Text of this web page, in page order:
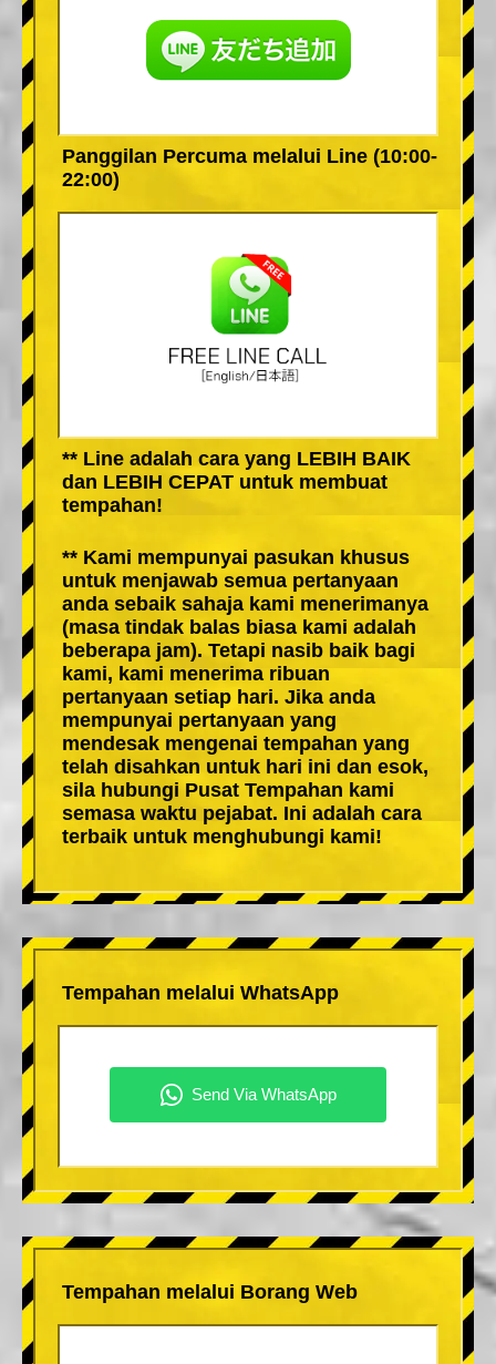
Panggilan Percuma melalui Line (10:00-
22:00)
** Line adalah cara yang LEBIH BAIK
dan LEBIH CEPAT untuk membuat
tempahan!
** Kami mempunyai pasukan khusus
untuk menjawab semua pertanyaan
anda sebaik sahaja kami menerimanya
(masa tindak balas biasa kami adalah
beberapa jam). Tetapi nasib baik bagi
kami, kami menerima ribuan
pertanyaan setiap hari. Jika anda
mempunyai pertanyaan yang
mendesak mengenai tempahan yang
telah disahkan untuk hari ini dan esok,
sila hubungi Pusat Tempahan kami
semasa waktu pejabat. Ini adalah cara
terbaik untuk menghubungi kami!
Tempahan melalui WhatsApp
Tempahan melalui Borang Web